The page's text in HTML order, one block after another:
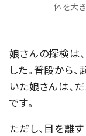
体を大
娘さんの探検は
した。普段から
いた娘さんは、
です。
ただし、目を離